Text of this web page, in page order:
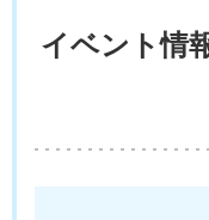
イベント情